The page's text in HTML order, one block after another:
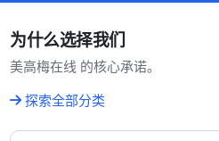
为什么选择我们
美高梅在线 的核心承诺。
探索全部分类